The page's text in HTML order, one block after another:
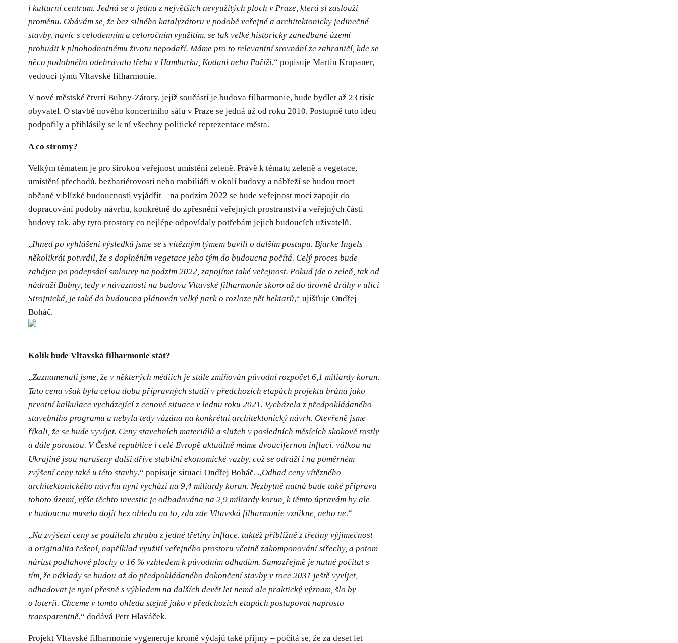
i kulturní centrum. Jedná se o jednu z největších nevyužitých ploch v Praze, která si zaslouží
proměnu. Obávám se, že bez silného katalyzátoru v podobě veřejné a architektonicky jedinečné
stavby, navíc s celodenním a celoročním využitím, se tak velké historicky zanedbané území
probudit k plnohodnotnému životu nepodaří. Máme pro to relevantní srovnání ze zahraničí, kde se
něco podobného odehrávalo třeba v Hamburku, Kodani nebo Paříži,“ popisuje Martin Krupauer,
vedoucí týmu Vltavské filharmonie.
V nové městské čtvrti Bubny-Zátory, jejíž součástí je budova filharmonie, bude bydlet až 23 tisíc
obyvatel. O stavbě nového koncertního sálu v Praze se jedná už od roku 2010. Postupně tuto ideu
podpořily a přihlásily se k ní všechny politické reprezentace města.
A co stromy?
Velkým tématem je pro širokou veřejnost umístění zeleně. Právě k tématu zeleně a vegetace,
umístění přechodů, bezbariérovosti nebo mobiliáři v okolí budovy a nábřeží se budou moct
občané v blízké budoucnosti vyjádřit – na podzim 2022 se bude veřejnost moci zapojit do
dopracování podoby návrhu, konkrétně do zpřesnění veřejných prostranství a veřejných části
budovy tak, aby tyto prostory co nejlépe odpovídaly potřebám jejich budoucích uživatelů.
„Ihned po vyhlášení výsledků jsme se s vítězným týmem bavili o dalším postupu. Bjarke Ingels
několikrát potvrdil, že s doplněním vegetace jeho tým do budoucna počítá. Celý proces bude
zahájen po podepsání smlouvy na podzim 2022, zapojíme také veřejnost. Pokud jde o zeleň, tak od
nádraží Bubny, tedy v návaznosti na budovu Vltavské filharmonie skoro až do úrovně dráhy v ulici
Strojnická, je také do budoucna plánován velký park o rozloze pět hektarů,“ ujišťuje Ondřej
Boháč.
Kolik bude Vltavská filharmonie stát?
„Zaznamenali jsme, že v některých médiích je stále zmiňován původní rozpočet 6,1 miliardy korun.
Tato cena však byla celou dobu přípravných studií v předchozích etapách projektu brána jako
prvotní kalkulace vycházející z cenové situace v lednu roku 2021. Vycházela z předpokládaného
stavebního programu a nebyla tedy vázána na konkrétní architektonický návrh. Otevřeně jsme
říkali, že se bude vyvíjet. Ceny stavebních materiálů a služeb v posledních měsících skokově rostly
a dále porostou. V České republice i celé Evropě aktuálně máme dvoucifernou inflaci, válkou na
Ukrajině jsou narušeny další dříve stabilní ekonomické vazby, což se odráží i na poměrném
zvýšení ceny také u této stavby,“ popisuje situaci Ondřej Boháč. „Odhad ceny vítězného
architektonického návrhu nyní vychází na 9,4 miliardy korun. Nezbytně nutná bude také příprava
tohoto území, výše těchto investic je odhadována na 2,9 miliardy korun, k těmto úpravám by ale
v budoucnu muselo dojít bez ohledu na to, zda zde Vltavská filharmonie vznikne, nebo ne.“
„Na zvýšení ceny se podílela zhruba z jedné třetiny inflace, taktéž přibližně z třetiny výjimečnost
a originalita řešení, například využití veřejného prostoru včetně zakomponování střechy, a potom
nárůst podlahové plochy o 16 % vzhledem k původním odhadům. Samozřejmě je nutné počítat s
tím, že náklady se budou až do předpokládaného dokončení stavby v roce 2031 ještě vyvíjet,
odhadovat je nyní přesně s výhledem na dalších devět let nemá ale praktický význam, šlo by
o loterii. Chceme v tomto ohledu stejně jako v předchozích etapách postupovat naprosto
transparentně,“ dodává Petr Hlaváček.
Projekt Vltavské filharmonie vygeneruje kromě výdajů také příjmy – počítá se, že za deset let